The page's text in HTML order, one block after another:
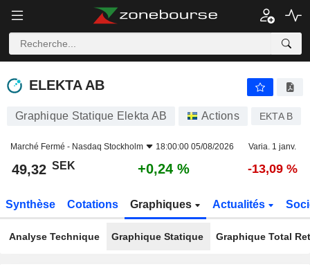
ELEKTA AB
ELEKTA AB
Graphique Statique Elekta AB Actions EKTA B
Marché Fermé - Nasdaq Stockholm 18:00:00 05/08/2026 Varia. 1 janv.
49,32 SEK +0,24 % -13,09 %
Synthèse Cotations Graphiques Actualités
Analyse Technique Graphique Statique Graphique Total